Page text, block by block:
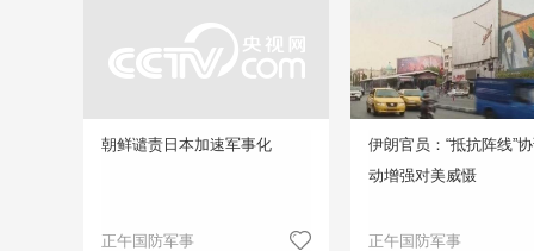
朝鲜谴责日本加速军事化
正午国防军事
伊朗官员：“抵抗阵线”
动增强对美威慑
正午国防军事